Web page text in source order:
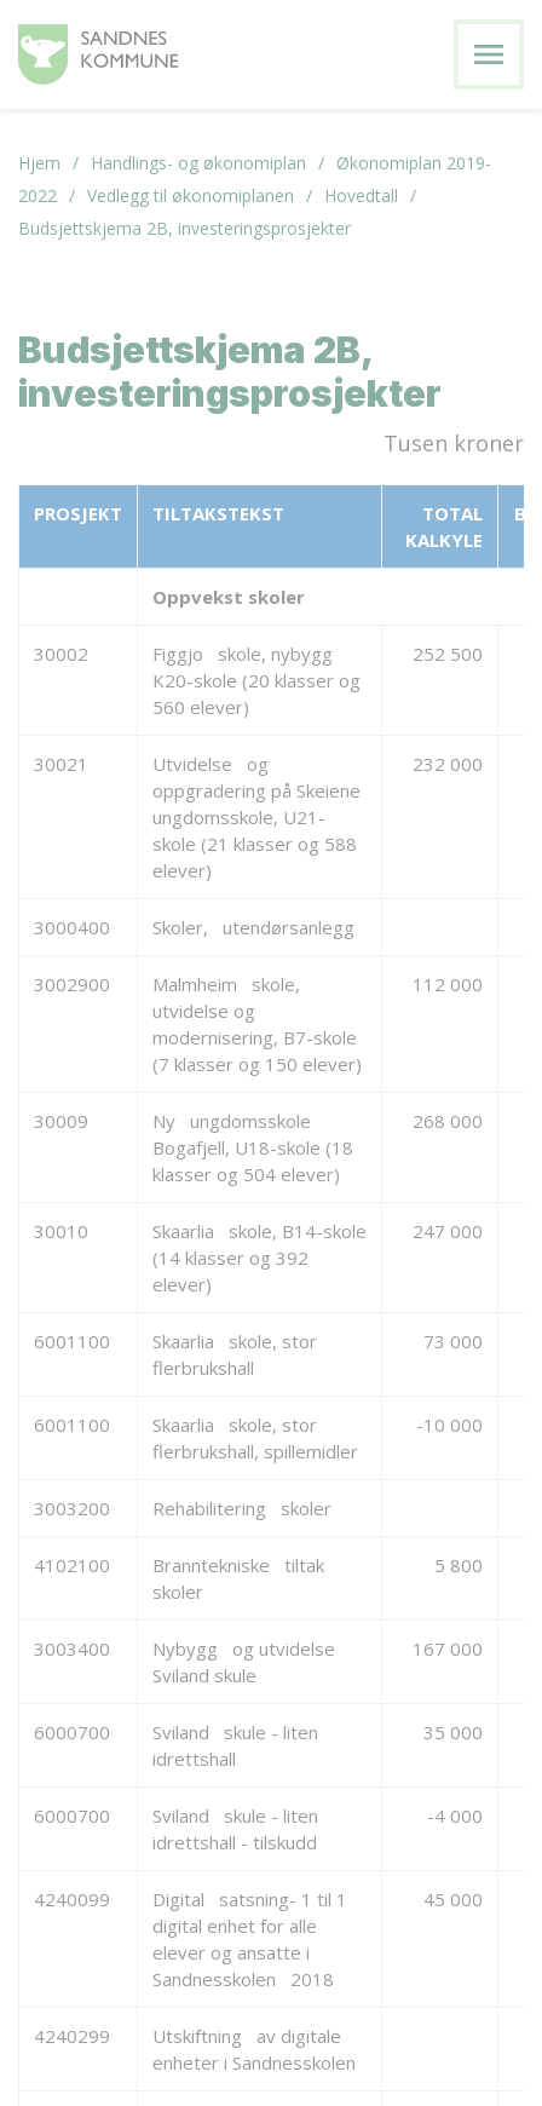
menu
Hjem Handlings- og økonomiplan
Økonomiplan 2019-
2022
Vedlegg til økonomiplanen
Hovedtall
Budsjettskjema 2B, investeringsprosjekter
Budsjettskjema 2B,
investeringsprosjekter
Tusen kroner
PROSJEKT TILTAKSTEKST
TOTAL
KALKYLE
Oppvekst skoler
30002
Figgjo skole, nybygg
K20-skole (20 klasser og
560 elever)
252 500
30021
Utvidelse og
oppgradering på Skeiene
ungdomsskole, U21-
skole (21 klasser og 588
elever)
232 000
3000400 Skoler, utendørsanlegg
3002900
Malmheim skole,
utvidelse og
modernisering, B7-skole
(7 klasser og 150 elever)
112 000
30009
Ny ungdomsskole
Bogafjell, U18-skole (18
klasser og 504 elever)
268 000
30010
Skaarlia skole, B14-skole
(14 klasser og 392
elever)
247 000
6001100
Skaarlia skole, stor
flerbrukshall
73 000
6001100
Skaarlia skole, stor
flerbrukshall, spillemidler
-10 000
3003200 Rehabilitering skoler
4102100
Branntekniske tiltak
skoler
5 800
3003400
Nybygg og utvidelse
Sviland skule
167 000
6000700
Sviland skule - liten
idrettshall
35 000
6000700
Sviland skule - liten
idrettshall - tilskudd
-4 000
4240099
Digital satsning- 1 til 1
digital enhet for alle
elever og ansatte i
Sandnesskolen 2018
45 000
4240299
Utskiftning av digitale
enheter i Sandnesskolen